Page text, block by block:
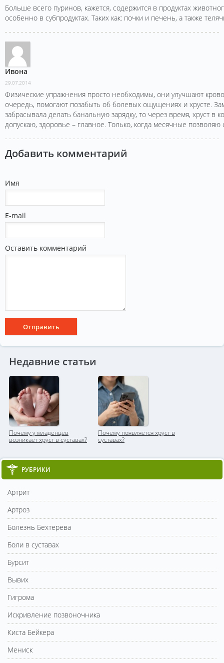
Больше всего пуринов, кажется, содержится в продуктах
особенно в субпродуктах. Таких как: почки и печень, а также
Ивона
29.07.2014
Физические упражнения просто необходимы, они улучшают
очередь, помогают позабыть об болевых ощущениях и хрусте.
забрасывала делать банальную зарядку, то через время, хруст в
допускаю, здоровье – главное. Только, когда месячные позволяю
Добавить комментарий
Имя
E-mail
Оставить комментарий
Недавние статьи
Почему у младенцев
возникает хруст в суставах?
Почему появляется хруст в
суставах?
РУБРИКИ
Артрит
Артроз
Болезнь Бехтерева
Боли в суставах
Бурсит
Вывих
Гигрома
Искривление позвоночника
Киста Бейкера
Мениск